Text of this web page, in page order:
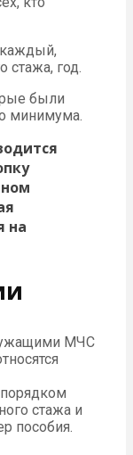
стажа, год.
были
минимума.
на
МЧС
стажа и
пособия.